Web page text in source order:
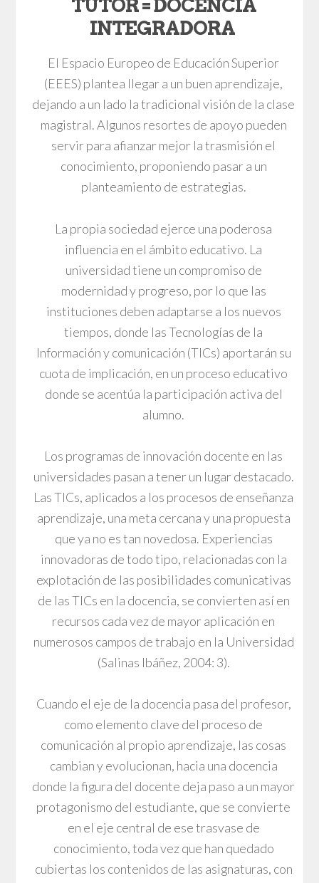
TUTOR = DOCENCIA
INTEGRADORA
El Espacio Europeo de Educación Superior
(EEES) plantea llegar a un buen aprendizaje,
dejando a un lado la tradicional visión de la clase
magistral. Algunos resortes de apoyo pueden
servir para afianzar mejor la trasmisión el
conocimiento, proponiendo pasar a un
planteamiento de estrategias.
La propia sociedad ejerce una poderosa
influencia en el ámbito educativo. La
universidad tiene un compromiso de
modernidad y progreso, por lo que las
instituciones deben adaptarse a los nuevos
tiempos, donde las Tecnologías de la
Información y comunicación (TICs) aportarán su
cuota de implicación, en un proceso educativo
donde se acentúa la participación activa del
alumno.
Los programas de innovación docente en las
universidades pasan a tener un lugar destacado.
Las TICs, aplicados a los procesos de enseñanza
aprendizaje, una meta cercana y una propuesta
que ya no es tan novedosa. Experiencias
innovadoras de todo tipo, relacionadas con la
explotación de las posibilidades comunicativas
de las TICs en la docencia, se convierten así en
recursos cada vez de mayor aplicación en
numerosos campos de trabajo en la Universidad
(Salinas Ibáñez, 2004: 3).
Cuando el eje de la docencia pasa del profesor,
como elemento clave del proceso de
comunicación al propio aprendizaje, las cosas
cambian y evolucionan, hacia una docencia
donde la figura del docente deja paso a un mayor
protagonismo del estudiante, que se convierte
en el eje central de ese trasvase de
conocimiento, toda vez que han quedado
cubiertas los contenidos de las asignaturas, con